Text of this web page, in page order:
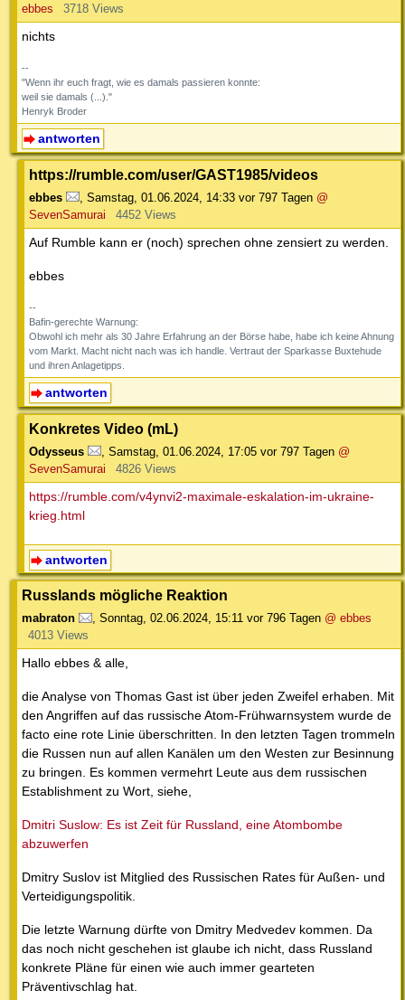
ebbes
3718 Views
nichts
--
"Wenn ihr euch fragt, wie es damals passieren konnte:
weil sie damals (...)."
Henryk Broder
antworten
https://rumble.com/user/GAST1985/videos
ebbes Samstag, 01.06.2024, 14:33 vor 797 Tagen @
SevenSamurai
4452 Views
Auf Rumble kann er (noch) sprechen ohne zensiert zu werden.
ebbes
--
Bafin-gerechte Warnung:
Obwohl ich mehr als 30 Jahre Erfahrung an der Börse habe, habe ich keine Ahnung
vom Markt. Macht nicht nach was ich handle. Vertraut der Sparkasse Buxtehude
und ihren Anlagetipps.
antworten
Konkretes Video (mL)
Odysseus Samstag, 01.06.2024, 17:05 vor 797 Tagen @
SevenSamurai
4826 Views
https://rumble.com/v4ynvi2-maximale-eskalation-im-ukraine-
krieg.html
antworten
Russlands mögliche Reaktion
mabraton , Sonntag, 02.06.2024, 15:11 vor 796 Tagen @ ebbes
4013 Views
Hallo ebbes & alle,
die Analyse von Thomas Gast ist über jeden Zweifel erhaben. Mit
den Angriffen auf das russische Atom-Frühwarnsystem wurde de
facto eine rote Linie überschritten. In den letzten Tagen trommeln
die Russen nun auf allen Kanälen um den Westen zur Besinnung
zu bringen. Es kommen vermehrt Leute aus dem russischen
Establishment zu Wort, siehe,
Dmitri Suslow: Es ist Zeit für Russland, eine Atombombe
abzuwerfen
Dmitry Suslov ist Mitglied des Russischen Rates für Außen- und
Verteidigungspolitik.
Die letzte Warnung dürfte von Dmitry Medvedev kommen. Da
das noch nicht geschehen ist glaube ich nicht, dass Russland
konkrete Pläne für einen wie auch immer gearteten
Präventivschlag hat.